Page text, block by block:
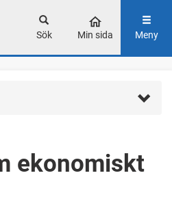
Sök Min sida Meny
ekonomiskt